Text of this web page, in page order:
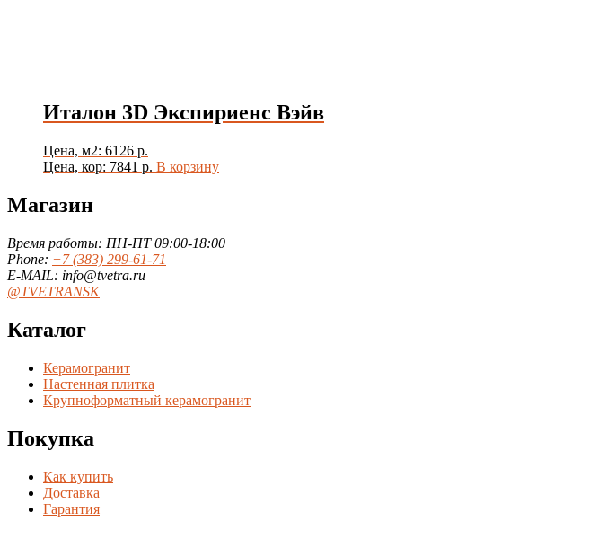
Италон 3D Экспириенс Вэйв
Цена, м2: 6126 р.
Цена, кор: 7841 р. В корзину
Магазин
Время работы: ПН-ПТ 09:00-18:00
Phone: +7 (383) 299-61-71
E-MAIL: info@tvetra.ru
@TVETRANSK
Каталог
Керамогранит
Настенная плитка
Крупноформатный керамогранит
Покупка
Как купить
Доставка
Гарантия